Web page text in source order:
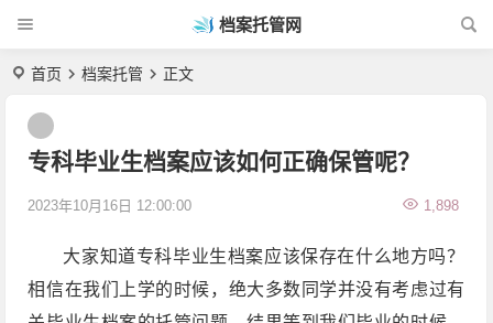
档案托管网
首页 档案托管 正文
专科毕业生档案应该如何正确保管呢？
2023年10月16日 12:00:00 1,898
大家知道专科毕业生档案应该保存在什么地方吗？
相信在我们上学的时候，绝大多数同学并没有考虑过有